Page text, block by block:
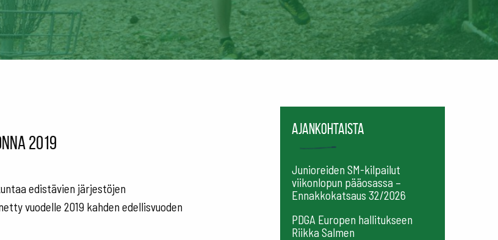
2019
edistävien järjestöjen
vuodelle 2019 kahden edellisvuoden
Ajankohtaista
Junioreiden SM-kilpailut
viikonlopun pääosassa –
Ennakkokatsaus 32/2026
PDGA Europen hallitukseen
Riikka Salmen